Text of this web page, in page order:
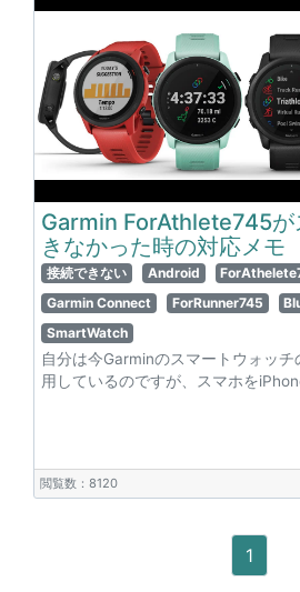
Garmin ForAthlete745が
きなかった時の対応メモ
接続できない Android
Garmin Connect
ForRunner745
SmartWatch
自分は今Garminのスマートウォッ
用しているのですが、スマホを
閲覧数：8120
1